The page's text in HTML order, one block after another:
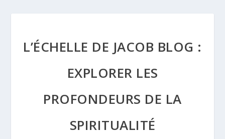
L’ÉCHELLE DE JACOB BLOG :
EXPLORER LES
PROFONDEURS DE LA
SPIRITUALITÉ